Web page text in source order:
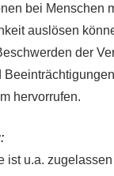
bei Menschen
auslösen
der
hervorrufen.
ist u.a.